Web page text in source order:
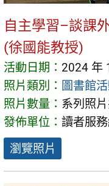
自主學習–談課
(徐國能教授)
活動日期： 2024 年
照片類別： 圖書館
照片數量： 系列照
發佈單位： 讀者服務
瀏覽照片